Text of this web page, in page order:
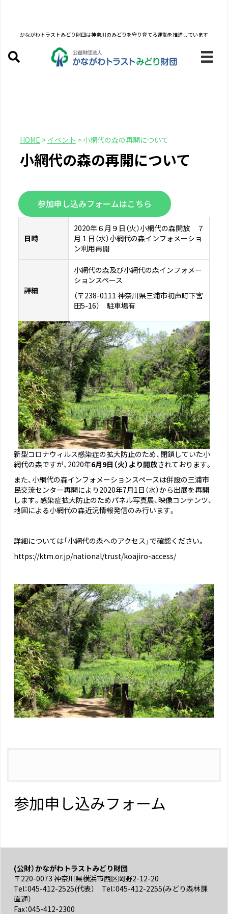
かながわトラストみどり財団は神奈川のみどりを守り育てる運動を推進しています
HOME > イベント > 小網代の森の再開について
小網代の森の再開について
参加申し込みフォームはこちら
日時
2020年６月９日（火）小網代の森開放 ７
月１日（水）小網代の森インフォメーショ
ン利用再開
詳細
小網代の森及び小網代の森インフォメー
ションスペース
（〒238-0111 神奈川県三浦市初声町下宮
田5-16） 駐車場有
新型コロナウィルス感染症の拡大防止のため、閉鎖していた小
網代の森ですが、2020年6月9日（火）より開放されております。
また、小網代の森インフォメーションスペースは併設の三浦市
民交流センター再開により2020年7月1日（水）から出展を再開
します。感染症拡大防止のためパネル写真展、映像コンテンツ、
地図による小網代の森近況情報発信のみ行います。
詳細については「小網代の森へのアクセス」で確認ください。
https://ktm.or.jp/national/trust/koajiro-access/
参加申し込みフォーム
(公財）かながわトラストみどり財団
〒220-0073 神奈川県横浜市西区岡野2-12-20
Tel：045-412-2525(代表） Tel：045-412-2255(みどり森林課
直通）
Fax：045-412-2300